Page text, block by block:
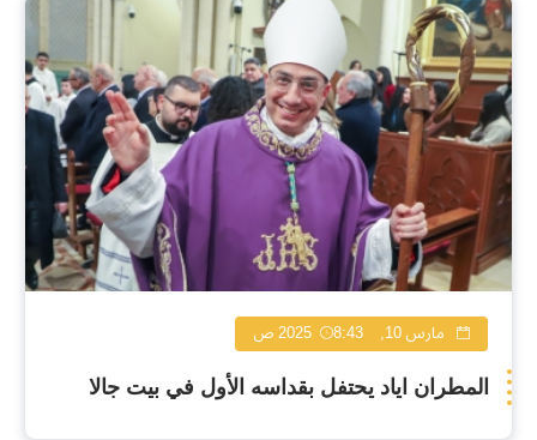
مارس 10, 2025 8:43 ص
المطران اياد يحتفل بقداسه الأول في بيت جالا